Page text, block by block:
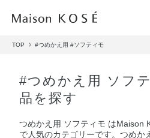
TOP #つめかえ用 #ソフティモ
#つめかえ用 ソフ
品を探す
つめかえ用 ソフティモ はMaison
で人気のカテゴリーです。つめか